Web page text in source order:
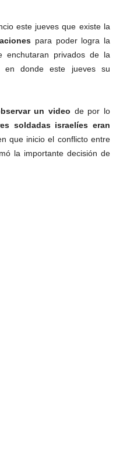
este jueves que existe la
para poder logra la
enchutaran privados de la
donde este jueves su
un video de por lo
soldadas israelíes eran
que inicio el conflicto entre
la importante decisión de